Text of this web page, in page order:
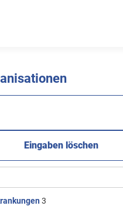
Eingaben löschen
3